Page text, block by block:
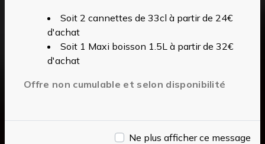
Soit 2 cannettes de 33cl à partir de 24€
d'achat
Soit 1 Maxi boisson 1.5L à partir de 32€
d'achat
Offre non cumulable et selon disponibilité
Ne plus afficher ce message